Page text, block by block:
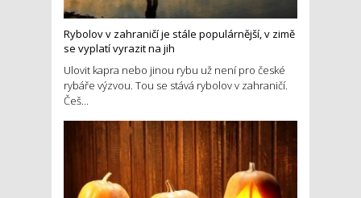
Rybolov v zahraničí je stále populárnější, v zimě
se vyplatí vyrazit na jih
Ulovit kapra nebo jinou rybu už není pro české
rybáře výzvou. Tou se stává rybolov v zahraničí.
Češ...